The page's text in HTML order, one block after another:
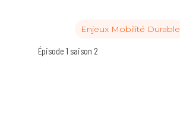
Enjeux Mobilité Durable
Épisode 1 saison 2